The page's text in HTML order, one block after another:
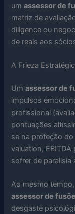
umassessor de
matriz de
diligence ou
de reais aos
A Frieza
Umassessor de
impulsos
profissional
pontuações
se na proteção
valuation,
sofrer de paralisia
Ao mesmo
assessor de
desgaste